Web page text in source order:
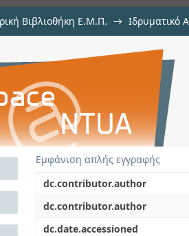
Βιβλιοθήκη Ε.Μ.Π. → Ιδρυματικό
αναβάθμιση
Εμφάνιση απλής εγγραφής
dc.contributor.author
dc.contributor.author
dc.date.accessioned